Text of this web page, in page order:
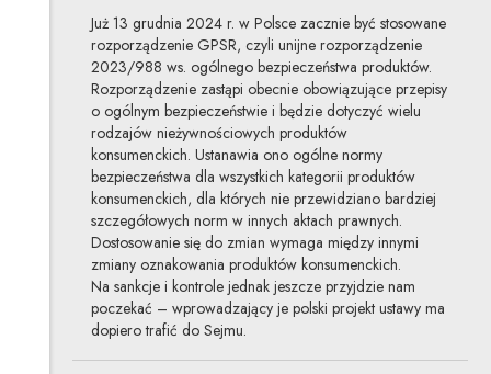
Już 13 grudnia 2024 r. w Polsce zacznie być stosowane
rozporządzenie GPSR, czyli unijne rozporządzenie
2023/988 ws. ogólnego bezpieczeństwa produktów.
Rozporządzenie zastąpi obecnie obowiązujące przepisy
o ogólnym bezpieczeństwie i będzie dotyczyć wielu
rodzajów nieżywnościowych produktów
konsumenckich. Ustanawia ono ogólne normy
bezpieczeństwa dla wszystkich kategorii produktów
konsumenckich, dla których nie przewidziano bardziej
szczegółowych norm w innych aktach prawnych.
Dostosowanie się do zmian wymaga między innymi
zmiany oznakowania produktów konsumenckich.
Na sankcje i kontrole jednak jeszcze przyjdzie nam
poczekać – wprowadzający je polski projekt ustawy ma
dopiero trafić do Sejmu.